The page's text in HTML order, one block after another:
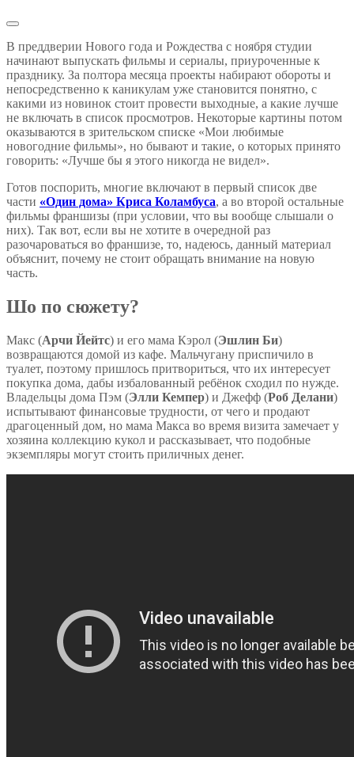
В преддверии Нового года и Рождества с ноября студии
начинают выпускать фильмы и сериалы, приуроченные к
празднику. За полтора месяца проекты набирают обороты и
непосредственно к каникулам уже становится понятно, с
какими из новинок стоит провести выходные, а какие лучше
не включать в список просмотров. Некоторые картины потом
оказываются в зрительском списке «Мои любимые
новогодние фильмы», но бывают и такие, о которых принято
говорить: «Лучше бы я этого никогда не видел».
Готов поспорить, многие включают в первый список две
части «Один дома» Криса Коламбуса, а во второй остальные
фильмы франшизы (при условии, что вы вообще слышали о
них). Так вот, если вы не хотите в очередной раз
разочароваться во франшизе, то, надеюсь, данный материал
объяснит, почему не стоит обращать внимание на новую
часть.
Шо по сюжету?
Макс (Арчи Йейтс) и его мама Кэрол (Эшлин Би)
возвращаются домой из кафе. Мальчугану приспичило в
туалет, поэтому пришлось притвориться, что их интересует
покупка дома, дабы избалованный ребёнок сходил по нужде.
Владельцы дома Пэм (Элли Кемпер) и Джефф (Роб Делани)
испытывают финансовые трудности, от чего и продают
драгоценный дом, но мама Макса во время визита замечает у
хозяина коллекцию кукол и рассказывает, что подобные
экземпляры могут стоить приличных денег.